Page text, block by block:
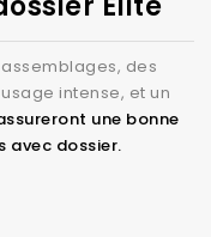
des
intense, et un
une bonne
avec dossier.